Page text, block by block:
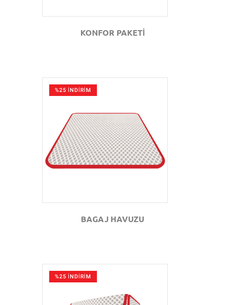
KONFOR PAKETİ
%25 İNDİRİM
GÖZAT
BAGAJ HAVUZU
%25 İNDİRİM